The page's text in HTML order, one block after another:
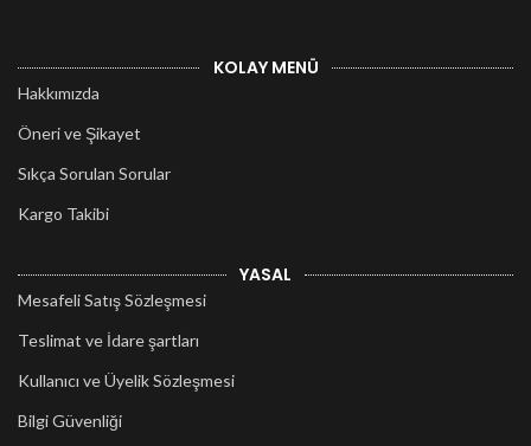
KOLAY MENÜ
Hakkımızda
Öneri ve Şikayet
Sıkça Sorulan Sorular
Kargo Takibi
YASAL
Mesafeli Satış Sözleşmesi
Teslimat ve İdare şartları
Kullanıcı ve Üyelik Sözleşmesi
Bilgi Güvenliği